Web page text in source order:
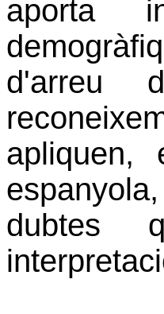
aporta
d'arreu
apliquen,
dubtes